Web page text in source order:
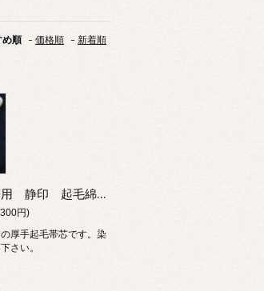
め順 - 価格順 - 新着順
名古屋帯用 静印 起毛綿帯芯 名古屋帯用の厚手です。染帯に
円)
厚手起毛帯芯です。染
下さい。